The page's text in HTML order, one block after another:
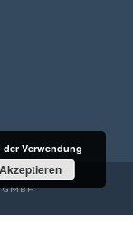
GMBH
Verwendung
Akzeptieren